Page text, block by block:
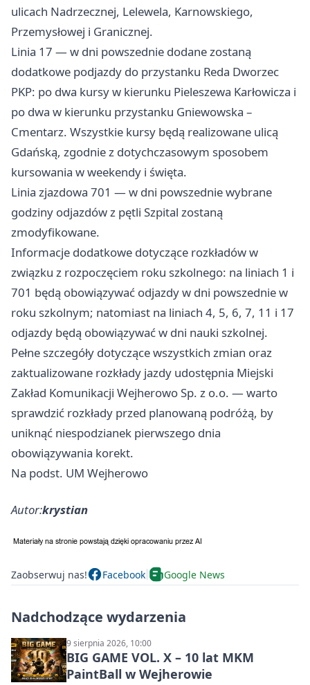
ulicach Nadrzecznej, Lelewela, Karnowskiego,
Przemysłowej i Granicznej.
Linia 17 — w dni powszednie dodane zostaną
dodatkowe podjazdy do przystanku Reda Dworzec
PKP: po dwa kursy w kierunku Pieleszewa Karłowicza i
po dwa w kierunku przystanku Gniewowska –
Cmentarz. Wszystkie kursy będą realizowane ulicą
Gdańską, zgodnie z dotychczasowym sposobem
kursowania w weekendy i święta.
Linia zjazdowa 701 — w dni powszednie wybrane
godziny odjazdów z pętli Szpital zostaną
zmodyfikowane.
Informacje dodatkowe dotyczące rozkładów w
związku z rozpoczęciem roku szkolnego: na liniach 1 i
701 będą obowiązywać odjazdy w dni powszednie w
roku szkolnym; natomiast na liniach 4, 5, 6, 7, 11 i 17
odjazdy będą obowiązywać w dni nauki szkolnej.
Pełne szczegóły dotyczące wszystkich zmian oraz
zaktualizowane rozkłady jazdy udostępnia Miejski
Zakład Komunikacji Wejherowo Sp. z o.o. — warto
sprawdzić rozkłady przed planowaną podróżą, by
uniknąć niespodzianek pierwszego dnia
obowiązywania korekt.
Na podst. UM Wejherowo
Autor:krystian
Zaobserwuj nas! Facebook Google News
Nadchodzące wydarzenia
9 sierpnia 2026, 10:00
BIG GAME VOL. X – 10 lat MKM
PaintBall w Wejherowie